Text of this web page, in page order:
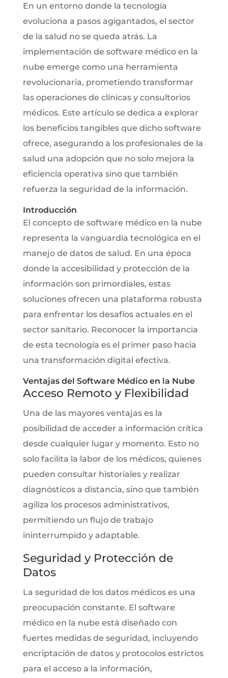
En un entorno donde la tecnología
evoluciona a pasos agigantados, el sector
de la salud no se queda atrás. La
implementación de software médico en la
nube emerge como una herramienta
revolucionaria, prometiendo transformar
las operaciones de clínicas y consultorios
médicos. Este artículo se dedica a explorar
los beneficios tangibles que dicho software
ofrece, asegurando a los profesionales de la
salud una adopción que no solo mejora la
eficiencia operativa sino que también
refuerza la seguridad de la información.
Introducción
El concepto de software médico en la nube
representa la vanguardia tecnológica en el
manejo de datos de salud. En una época
donde la accesibilidad y protección de la
información son primordiales, estas
soluciones ofrecen una plataforma robusta
para enfrentar los desafíos actuales en el
sector sanitario. Reconocer la importancia
de esta tecnología es el primer paso hacia
una transformación digital efectiva.
Ventajas del Software Médico en la Nube
Acceso Remoto y Flexibilidad
Una de las mayores ventajas es la
posibilidad de acceder a información crítica
desde cualquier lugar y momento. Esto no
solo facilita la labor de los médicos, quienes
pueden consultar historiales y realizar
diagnósticos a distancia, sino que también
agiliza los procesos administrativos,
permitiendo un flujo de trabajo
ininterrumpido y adaptable.
Seguridad y Protección de
Datos
La seguridad de los datos médicos es una
preocupación constante. El software
médico en la nube está diseñado con
fuertes medidas de seguridad, incluyendo
encriptación de datos y protocolos estrictos
para el acceso a la información,